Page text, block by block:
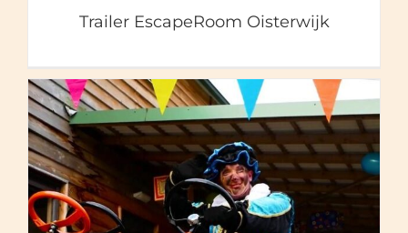
Trailer EscapeRoom Oisterwijk